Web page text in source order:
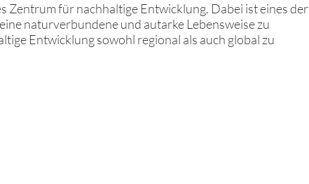
Zentrum für nachhaltige Entwicklung. Dabei ist eines der
naturverbundene und autarke Lebensweise zu
Entwicklung sowohl regional als auch global zu